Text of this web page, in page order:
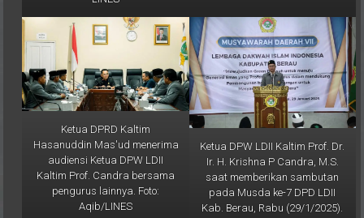
Ketua DPRD Kaltim
Hasanuddin Mas'ud menerima
audiensi Ketua DPW LDII
Kaltim Prof. Candra bersama
pengurus lainnya. Foto:
Aqib/LINES
Ketua DPW LDII Kaltim Prof. Dr.
Ir. H. Krishna P Candra, M.S.
saat memberikan sambutan
pada Musda ke-7 DPD LDII
Kab. Berau, Rabu (29/1/2025).
Foto: LINES